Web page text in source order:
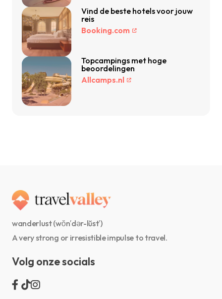
Vind de beste hotels voor jouw
reis
Booking.com
Topcampings met hoge
beoordelingen
Allcamps.nl
wanderlust (wŏn′dər-lŭst′)
A very strong or irresistible impulse to travel.
Volg onze socials